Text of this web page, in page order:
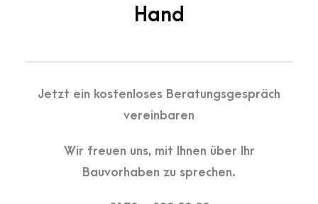
Hand
Jetzt ein kostenloses Beratungsgespräch
vereinbaren
Wir freuen uns, mit Ihnen über Ihr
Bauvorhaben zu sprechen.